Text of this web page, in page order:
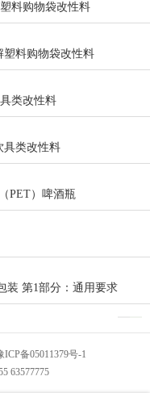
料购物袋改性料
塑料购物袋改性料
类改性料
具类改性料
PET）啤酒瓶
装 第1部分：通用要求
ICP备05011379号-1
63577775